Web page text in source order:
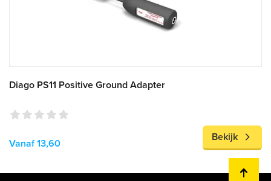
Diago PS11 Positive Ground Adapter
Vanaf 13,60
Bekijk